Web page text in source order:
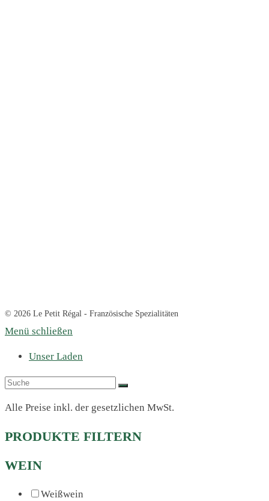
© 2026 Le Petit Régal - Französische Spezialitäten
Menü schließen
Unser Laden
Alle Preise inkl. der gesetzlichen MwSt.
PRODUKTE FILTERN
WEIN
Weißwein